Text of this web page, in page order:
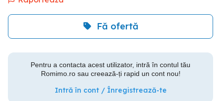
Fă ofertă
Pentru a contacta acest utilizator, intră în contul tău
Romimo.ro sau creează-ți rapid un cont nou!
Intră în cont / Înregistrează-te